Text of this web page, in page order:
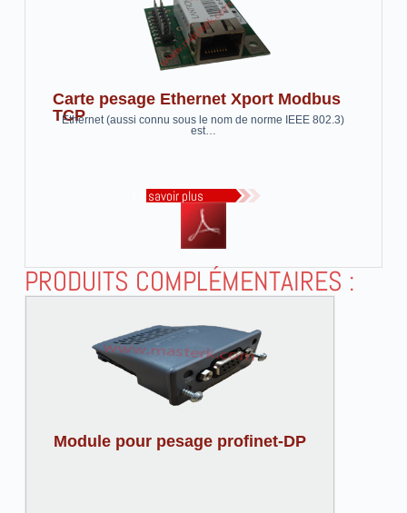
Carte pesage Ethernet Xport Modbus
TCP
Ethernet (aussi connu sous le nom de norme IEEE 802.3)
est…
En savoir plus
PRODUITS COMPLÉMENTAIRES :
Module pour pesage profinet-DP